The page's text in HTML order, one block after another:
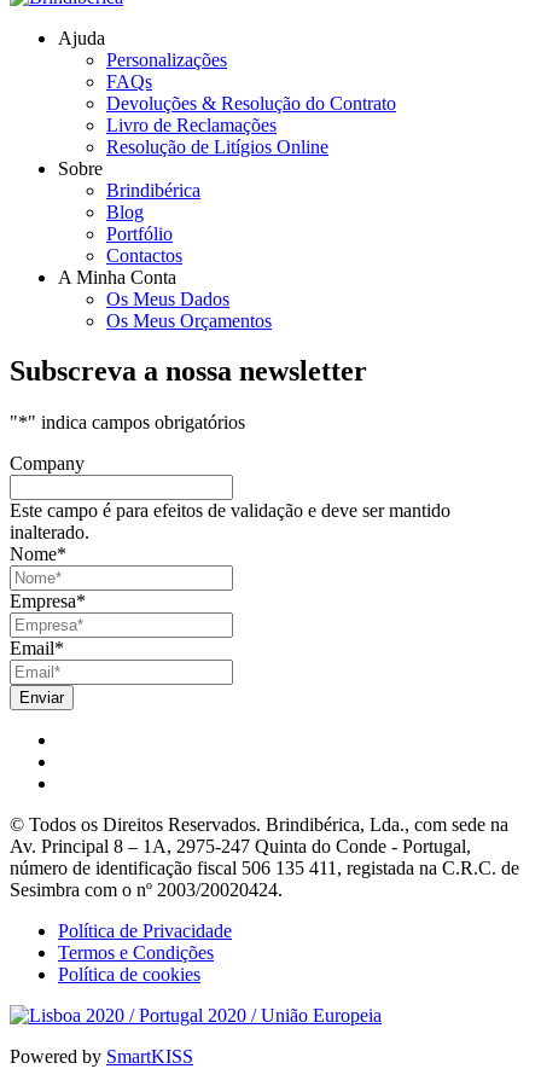
Ajuda
Personalizações
FAQs
Devoluções & Resolução do Contrato
Livro de Reclamações
Resolução de Litígios Online
Sobre
Brindibérica
Blog
Portfólio
Contactos
A Minha Conta
Os Meus Dados
Os Meus Orçamentos
Subscreva a nossa newsletter
"*" indica campos obrigatórios
Company
Este campo é para efeitos de validação e deve ser mantido
inalterado.
Nome*
Empresa*
Email*
© Todos os Direitos Reservados. Brindibérica, Lda., com sede na
Av. Principal 8 – 1A, 2975-247 Quinta do Conde - Portugal,
número de identificação fiscal 506 135 411, registada na C.R.C. de
Sesimbra com o nº 2003/20020424.
Política de Privacidade
Termos e Condições
Política de cookies
Powered by SmartKISS